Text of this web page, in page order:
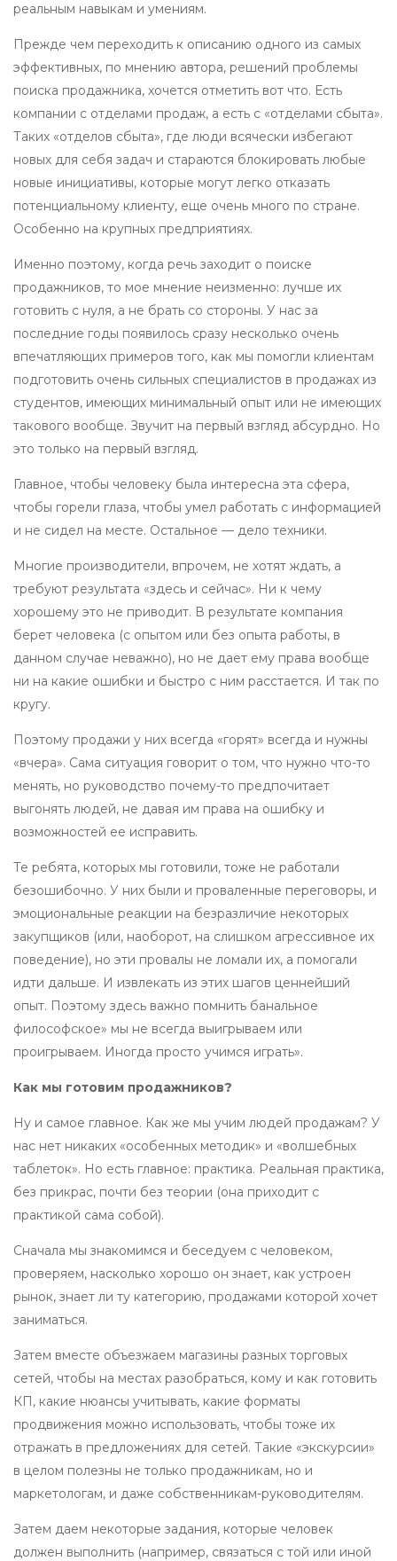
реальным навыкам и умениям.
Прежде чем переходить к описанию одного из самых
эффективных, по мнению автора, решений проблемы
поиска продажника, хочется отметить вот что. Есть
компании с отделами продаж, а есть с «отделами сбыта».
Таких «отделов сбыта», где люди всячески избегают
новых для себя задач и стараются блокировать любые
новые инициативы, которые могут легко отказать
потенциальному клиенту, еще очень много по стране.
Особенно на крупных предприятиях.
Именно поэтому, когда речь заходит о поиске
продажников, то мое мнение неизменно: лучше их
готовить с нуля, а не брать со стороны. У нас за
последние годы появилось сразу несколько очень
впечатляющих примеров того, как мы помогли клиентам
подготовить очень сильных специалистов в продажах из
студентов, имеющих минимальный опыт или не имеющих
такового вообще. Звучит на первый взгляд абсурдно. Но
это только на первый взгляд.
Главное, чтобы человеку была интересна эта сфера,
чтобы горели глаза, чтобы умел работать с информацией
и не сидел на месте. Остальное — дело техники.
Многие производители, впрочем, не хотят ждать, а
требуют результата «здесь и сейчас». Ни к чему
хорошему это не приводит. В результате компания
берет человека (с опытом или без опыта работы, в
данном случае неважно), но не дает ему права вообще
ни на какие ошибки и быстро с ним расстается. И так по
кругу.
Поэтому продажи у них всегда «горят» всегда и нужны
«вчера». Сама ситуация говорит о том, что нужно что-то
менять, но руководство почему-то предпочитает
выгонять людей, не давая им права на ошибку и
возможностей ее исправить.
Те ребята, которых мы готовили, тоже не работали
безошибочно. У них были и проваленные переговоры, и
эмоциональные реакции на безразличие некоторых
закупщиков (или, наоборот, на слишком агрессивное их
поведение), но эти провалы не ломали их, а помогали
идти дальше. И извлекать из этих шагов ценнейший
опыт. Поэтому здесь важно помнить банальное
философское» мы не всегда выигрываем или
проигрываем. Иногда просто учимся играть».
Как мы готовим продажников?
Ну и самое главное. Как же мы учим людей продажам? У
нас нет никаких «особенных методик» и «волшебных
таблеток». Но есть главное: практика. Реальная практика,
без прикрас, почти без теории (она приходит с
практикой сама собой).
Сначала мы знакомимся и беседуем с человеком,
проверяем, насколько хорошо он знает, как устроен
рынок, знает ли ту категорию, продажами которой хочет
заниматься.
Затем вместе объезжаем магазины разных торговых
сетей, чтобы на местах разобраться, кому и как готовить
КП, какие нюансы учитывать, какие форматы
продвижения можно использовать, чтобы тоже их
отражать в предложениях для сетей. Такие «экскурсии»
в целом полезны не только продажникам, но и
маркетологам, и даже собственникам-руководителям.
Затем даем некоторые задания, которые человек
должен выполнить (например, связаться с той или иной